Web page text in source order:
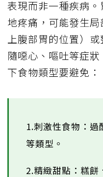
表現而非一種疾病
地疼痛，可能發生
上腹部胃的位置）
隨噁心、嘔吐等症
下食物類型要避免：
1.刺激性食物：
等類型。
2.精緻甜點：糕餅